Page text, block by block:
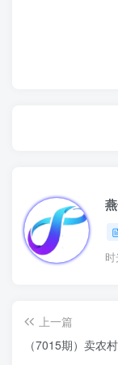
上一篇
（7015期）卖农